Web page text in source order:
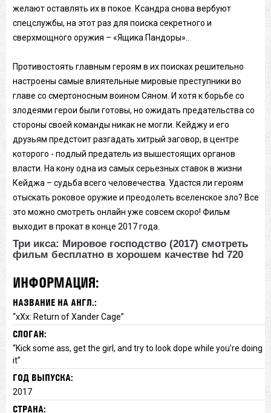
желают оставлять их в покое. Ксандра снова вербуют
спецслужбы, на этот раз для поиска секретного и
сверхмощного оружия – «Ящика Пандоры»..
Противостоять главным героям в их поисках решительно
настроены самые влиятельные мировые преступники во
главе со смертоносным воином Сяном. И хотя к борьбе со
злодеями герои были готовы, но ожидать предательства со
стороны своей команды никак не могли. Кейджу и его
друзьям предстоит разгадать хитрый заговор, в центре
которого - подлый предатель из вышестоящих органов
власти. На кону одна из самых серьезных ставок в жизни
Кейджа – судьба всего человечества. Удастся ли героям
отыскать роковое оружие и преодолеть вселенское зло? Все
это можно смотреть онлайн уже совсем скоро! Фильм
выходит в прокат в конце 2017 года.
Три икса: Мировое господство (2017) смотреть
фильм бесплатно в хорошем качестве hd 720
ИНФОРМАЦИЯ:
НАЗВАНИЕ НА АНГЛ.:
“xXx: Return of Xander Cage”
СЛОГАН:
“Kick some ass, get the girl, and try to look dope while you're doing
it”
ГОД ВЫПУСКА:
2017
СТРАНА: